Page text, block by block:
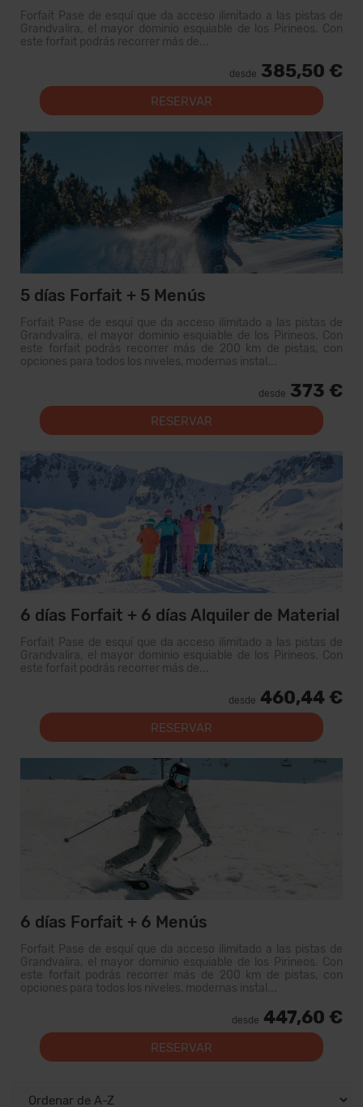
Forfait Pase de esquí que da acceso ilimitado a las pistas de
Grandvalira, el mayor dominio esquiable de los Pirineos. Con
este forfait podrás recorrer más de...
desde 385,50 €
RESERVAR
5 días Forfait + 5 Menús
Forfait Pase de esquí que da acceso ilimitado a las pistas de
Grandvalira, el mayor dominio esquiable de los Pirineos. Con
este forfait podrás recorrer más de 200 km de pistas, con
opciones para todos los niveles, modernas instal...
desde 373 €
RESERVAR
6 días Forfait + 6 días Alquiler de Material
Forfait Pase de esquí que da acceso ilimitado a las pistas de
Grandvalira, el mayor dominio esquiable de los Pirineos. Con
este forfait podrás recorrer más de...
desde 460,44 €
RESERVAR
6 días Forfait + 6 Menús
Forfait Pase de esquí que da acceso ilimitado a las pistas de
Grandvalira, el mayor dominio esquiable de los Pirineos. Con
este forfait podrás recorrer más de 200 km de pistas, con
opciones para todos los niveles, modernas instal...
desde 447,60 €
RESERVAR